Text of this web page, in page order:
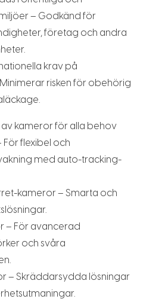
– Godkänd för
företag och andra
krav på
risken för obehörig
av kameror för alla behov
För flexibel och
med auto-tracking-
kameror – Smarta och
– För avancerad
och svåra
– Skräddarsydda lösningar